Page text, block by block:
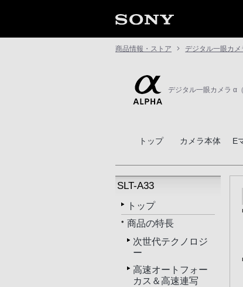
商品情報・ストア デジタル一眼カメ
デジタル一眼カメラ α
トップ カメラ本体 E
SLT-A33
トップ
商品の特長
次世代テクノロジ
ー
高速オートフォー
カス＆高速連写